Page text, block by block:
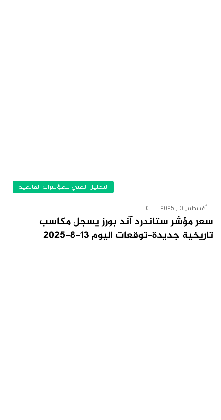
التحليل الفني للمؤشرات العالمية
أغسطس 13, 2025 0
سعر مؤشر ستاندرد آند بورز يسجل مكاسب
تاريخية جديدة-توقعات اليوم 13-8-2025